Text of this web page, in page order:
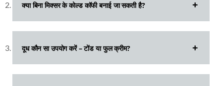
क्या बिना मिक्सर के कोल्ड कॉफी बनाई जा सकती है?
दूध कौन सा उपयोग करें – टोंड या फुल क्रीम?